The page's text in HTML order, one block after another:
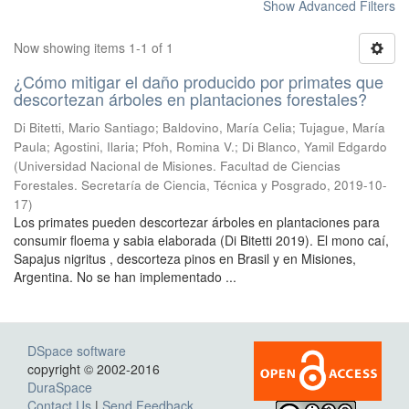
Show Advanced Filters
Now showing items 1-1 of 1
¿Cómo mitigar el daño producido por primates que
descortezan árboles en plantaciones forestales?
Di Bitetti, Mario Santiago; Baldovino, María Celia; Tujague, María
Paula; Agostini, Ilaria; Pfoh, Romina V.; Di Blanco, Yamil Edgardo
(Universidad Nacional de Misiones. Facultad de Ciencias
Forestales. Secretaría de Ciencia, Técnica y Posgrado, 2019-10-
17)
Los primates pueden descortezar árboles en plantaciones para
consumir floema y sabia elaborada (Di Bitetti 2019). El mono caí,
Sapajus nigritus , descorteza pinos en Brasil y en Misiones,
Argentina. No se han implementado ...
DSpace software
copyright © 2002-2016
DuraSpace
Contact Us | Send Feedback